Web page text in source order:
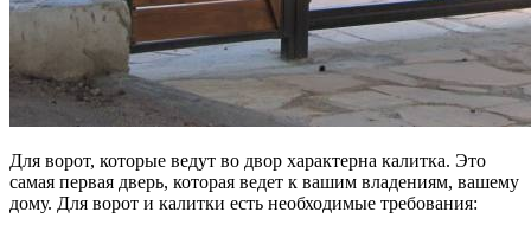
Для ворот, которые ведут во двор характерна калитка. Это
самая первая дверь, которая ведет к вашим владениям, вашему
дому. Для ворот и калитки есть необходимые требования: